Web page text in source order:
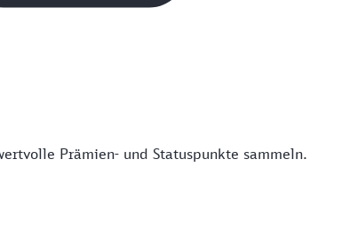
Prämien- und Statuspunkte sammeln.